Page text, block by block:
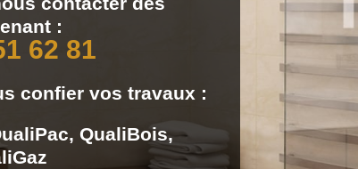
:
62 81
confier vos travaux :
QualiBois,